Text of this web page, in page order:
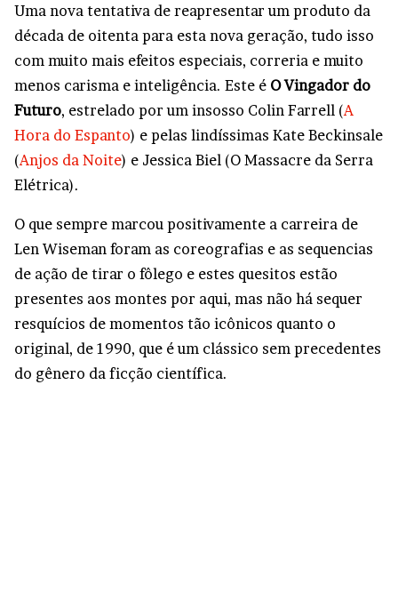
Uma nova tentativa de reapresentar um produto da
década de oitenta para esta nova geração, tudo isso
com muito mais efeitos especiais, correria e muito
menos carisma e inteligência. Este é O Vingador do
Futuro, estrelado por um insosso Colin Farrell (A
Hora do Espanto) e pelas lindíssimas Kate Beckinsale
(Anjos da Noite) e Jessica Biel (O Massacre da Serra
Elétrica).
O que sempre marcou positivamente a carreira de
Len Wiseman foram as coreografias e as sequencias
de ação de tirar o fôlego e estes quesitos estão
presentes aos montes por aqui, mas não há sequer
resquícios de momentos tão icônicos quanto o
original, de 1990, que é um clássico sem precedentes
do gênero da ficção científica.